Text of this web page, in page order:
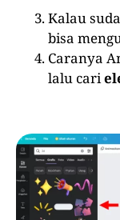
Kalau
bisa
Caranya
lalu cari